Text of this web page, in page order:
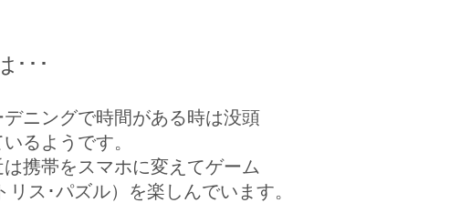
･･･
ニングで時間がある時は没頭
るようです。
携帯をスマホに変えてゲーム
リス･パズル） を楽しんでいます。